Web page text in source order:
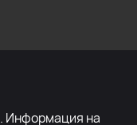
Информация на